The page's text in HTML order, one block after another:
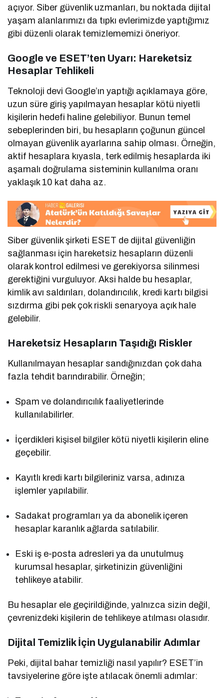
açıyor. Siber güvenlik uzmanları, bu noktada dijital
yaşam alanlarımızı da tıpkı evlerimizde yaptığımız
gibi düzenli olarak temizlememizi öneriyor.
Google ve ESET’ten Uyarı: Hareketsiz
Hesaplar Tehlikeli
Teknoloji devi Google’ın yaptığı açıklamaya göre,
uzun süre giriş yapılmayan hesaplar kötü niyetli
kişilerin hedefi haline gelebiliyor. Bunun temel
sebeplerinden biri, bu hesapların çoğunun güncel
olmayan güvenlik ayarlarına sahip olması. Örneğin,
aktif hesaplara kıyasla, terk edilmiş hesaplarda iki
aşamalı doğrulama sisteminin kullanılma oranı
yaklaşık 10 kat daha az.
Siber güvenlik şirketi ESET de dijital güvenliğin
sağlanması için hareketsiz hesapların düzenli
olarak kontrol edilmesi ve gerekiyorsa silinmesi
gerektiğini vurguluyor. Aksi halde bu hesaplar,
kimlik avı saldırıları, dolandırıcılık, kredi kartı bilgisi
sızdırma gibi pek çok riskli senaryoya açık hale
gelebilir.
Hareketsiz Hesapların Taşıdığı Riskler
Kullanılmayan hesaplar sandığınızdan çok daha
fazla tehdit barındırabilir. Örneğin;
Spam ve dolandırıcılık faaliyetlerinde
kullanılabilirler.
İçerdikleri kişisel bilgiler kötü niyetli kişilerin eline
geçebilir.
Kayıtlı kredi kartı bilgileriniz varsa, adınıza
işlemler yapılabilir.
Sadakat programları ya da abonelik içeren
hesaplar karanlık ağlarda satılabilir.
Eski iş e-posta adresleri ya da unutulmuş
kurumsal hesaplar, şirketinizin güvenliğini
tehlikeye atabilir.
Bu hesaplar ele geçirildiğinde, yalnızca sizin değil,
çevrenizdeki kişilerin de tehlikeye atılması olasıdır.
Dijital Temizlik İçin Uygulanabilir Adımlar
Peki, dijital bahar temizliği nasıl yapılır? ESET’in
tavsiyelerine göre işte atılacak önemli adımlar: